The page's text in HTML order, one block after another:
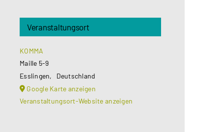
Veranstaltungsort
KOMMA
Maille 5-9
Esslingen,
Deutschland
Google Karte anzeigen
Veranstaltungsort-Website anzeigen